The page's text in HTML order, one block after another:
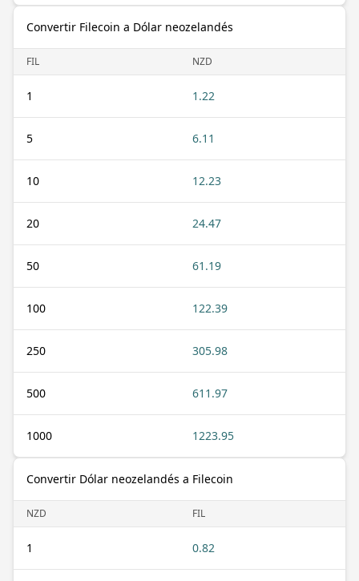
Convertir Filecoin a Dólar neozelandés
FIL NZD
1 1.22
5 6.11
10 12.23
20 24.47
50 61.19
100 122.39
250 305.98
500 611.97
1000 1223.95
Convertir Dólar neozelandés a Filecoin
NZD FIL
1 0.82